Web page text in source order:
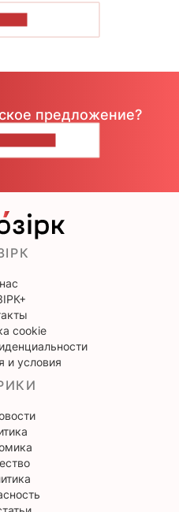
предложение?
cookie
и условия